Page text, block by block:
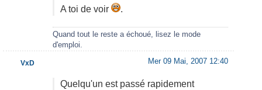
A toi de voir .
Quand tout le reste a échoué, lisez le mode
d'emploi.
Mer 09 Mai, 2007 12:40
Quelqu'un est passé rapidement
VxD